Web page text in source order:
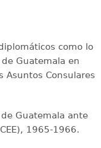
como lo
Guatemala en
Asuntos Consulares
Guatemala ante
1965-1966.